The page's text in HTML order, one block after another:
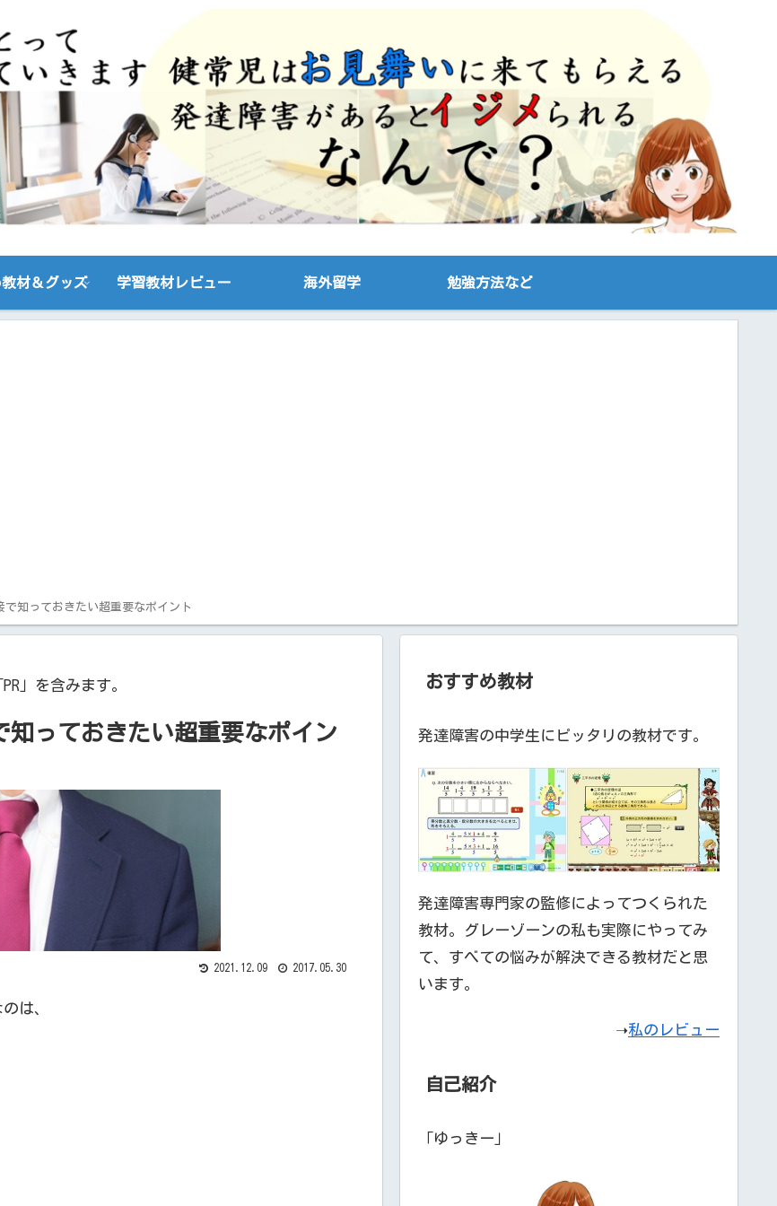
材＆グッズ 学習教材レビュー 海外留学 勉強方法など
知っておきたい超重要なポイント
」を含みます。
っておきたい超重要なポイン
2021.12.09 2017.05.30
は、
おすすめ教材
発達障害の中学生にピッタリの教材です。
発達障害専門家の監修によってつくられた
教材。グレーゾーンの私も実際にやってみ
て、すべての悩みが解決できる教材だと思
います。
➝私のレビュー
自己紹介
「ゆっきー」